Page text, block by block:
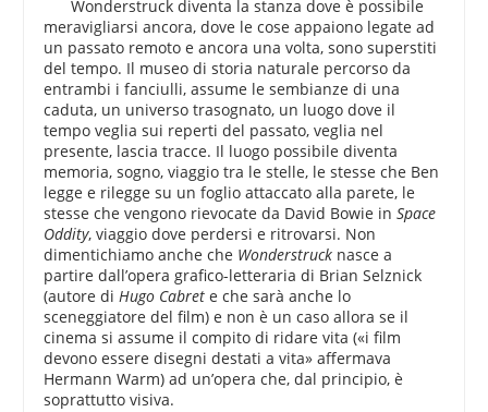
Wonderstruck diventa la stanza dove è possibile
meravigliarsi ancora, dove le cose appaiono legate ad
un passato remoto e ancora una volta, sono superstiti
del tempo. Il museo di storia naturale percorso da
entrambi i fanciulli, assume le sembianze di una
caduta, un universo trasognato, un luogo dove il
tempo veglia sui reperti del passato, veglia nel
presente, lascia tracce. Il luogo possibile diventa
memoria, sogno, viaggio tra le stelle, le stesse che Ben
legge e rilegge su un foglio attaccato alla parete, le
stesse che vengono rievocate da David Bowie inSpace
Oddity, viaggio dove perdersi e ritrovarsi. Non
dimentichiamo anche che Wonderstruck nasce a
partire dall’opera grafico-letteraria di Brian Selznick
(autore diHugo Cabret e che sarà anche lo
sceneggiatore del film) e non è un caso allora se il
cinema si assume il compito di ridare vita («i film
devono essere disegni destati a vita» affermava
Hermann Warm) ad un’opera che, dal principio, è
soprattutto visiva.